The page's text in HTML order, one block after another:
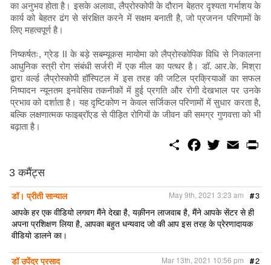
का अनुभव होता है। इसके अलावा, लैप्रोस्कोपी के दौरान बेहतर दृश्यता गर्भाशय के
कार्य को बेहतर ढंग से संरक्षित करने में सक्षम बनाती है, जो प्रजनन परिणामों के
लिए महत्वपूर्ण है।
निष्कर्षतः, ग्रेड II के बड़े सबम्यूकस मायोमा को लैप्रोस्कोपिक विधि से निकालना
आधुनिक स्त्री रोग संबंधी सर्जरी में एक मील का पत्थर है। डॉ. आर.के. मिश्रा
द्वारा वर्ल्ड लैप्रोस्कोपी हॉस्पिटल में इस तरह की जटिल प्रक्रियाओं का सफल
निष्पादन न्यूनतम इनवेसिव तकनीकों में हुई प्रगति और रोगी देखभाल पर उनके
प्रभाव को दर्शाता है। यह दृष्टिकोण न केवल सर्जिकल परिणामों में सुधार करता है,
बल्कि लक्षणात्मक फाइब्रॉएड से पीड़ित रोगियों के जीवन की समग्र गुणवत्ता को भी
बढ़ाता है।
S
o
o
k
w
e
r
E
m
3 कमैंट्स
डॉ। प्रीती सान्याल
#3
May 9th, 2021 3:23 am
आपके हर एक वीडियो लगवग मैंने देखा है, यक़ीनन लाजवाब है, मैंने आपके सेंटर से ही
अपना प्रशिक्षण लिया है, आपका बहुत धन्यवाद जो की आप इस तरह के प्रेरणादायक
वीडियो डालने का।
डॉ उपेंद्र प्रसाद #2
Mar 13th, 2021 10:56 pm